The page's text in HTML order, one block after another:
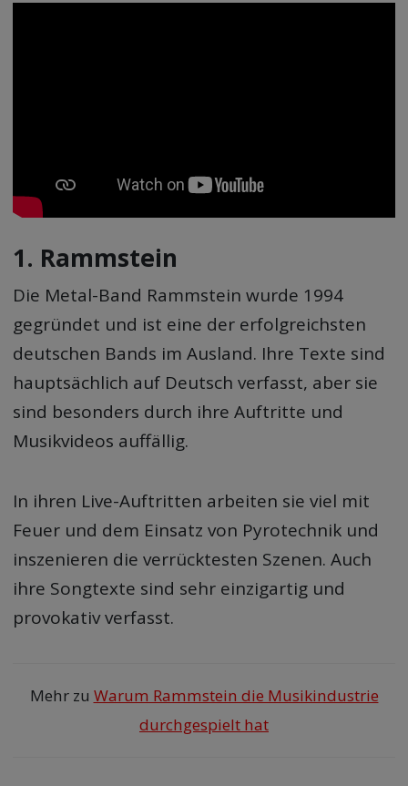
1. Rammstein
Die Metal-Band Rammstein wurde 1994
gegründet und ist eine der erfolgreichsten
deutschen Bands im Ausland. Ihre Texte sind
hauptsächlich auf Deutsch verfasst, aber sie
sind besonders durch ihre Auftritte und
Musikvideos auffällig.
In ihren Live-Auftritten arbeiten sie viel mit
Feuer und dem Einsatz von Pyrotechnik und
inszenieren die verrücktesten Szenen. Auch
ihre Songtexte sind sehr einzigartig und
provokativ verfasst.
Mehr zu Warum Rammstein die Musikindustrie
durchgespielt hat